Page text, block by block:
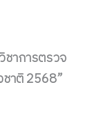
าการตรวจ
าติ 2568”